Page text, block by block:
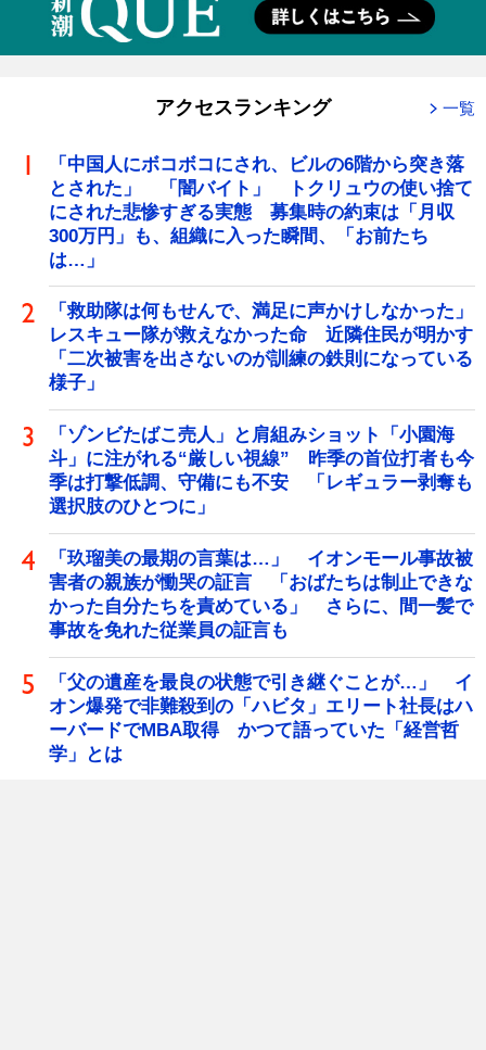
アクセスランキング 一覧
「中国人にボコボコにされ、ビルの6階から突き落
とされた」 「闇バイト」 トクリュウの使い捨て
にされた悲惨すぎる実態 募集時の約束は「月収
300万円」も、組織に入った瞬間、「お前たち
は…」
「救助隊は何もせんで、満足に声かけしなかった」
レスキュー隊が救えなかった命 近隣住民が明かす
「二次被害を出さないのが訓練の鉄則になっている
様子」
「ゾンビたばこ売人」と肩組みショット「小園海
斗」に注がれる“厳しい視線” 昨季の首位打者も今
季は打撃低調、守備にも不安 「レギュラー剥奪も
選択肢のひとつに」
「玖瑠美の最期の言葉は…」 イオンモール事故被
害者の親族が慟哭の証言 「おばたちは制止できな
かった自分たちを責めている」 さらに、間一髪で
事故を免れた従業員の証言も
「父の遺産を最良の状態で引き継ぐことが…」 イ
オン爆発で非難殺到の「ハビタ」エリート社長はハ
ーバードでMBA取得 かつて語っていた「経営哲
学」とは